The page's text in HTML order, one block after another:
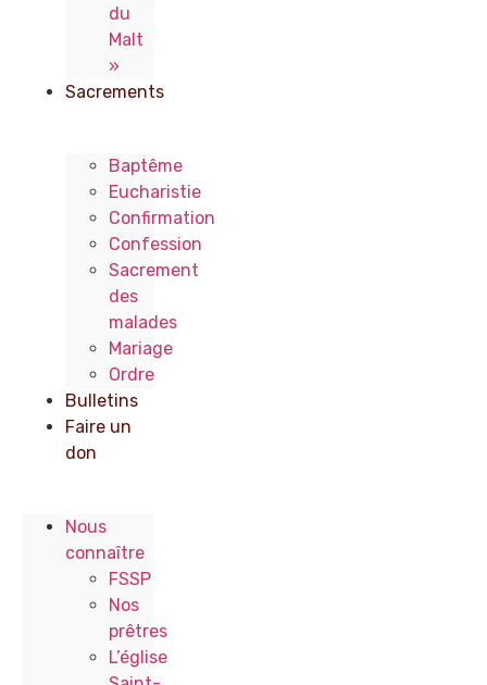
du
Malt
»
Sacrements
Baptême
Eucharistie
Confirmation
Confession
Sacrement
des
malades
Mariage
Ordre
Bulletins
Faire un
don
Nous
connaître
FSSP
Nos
prêtres
L’église